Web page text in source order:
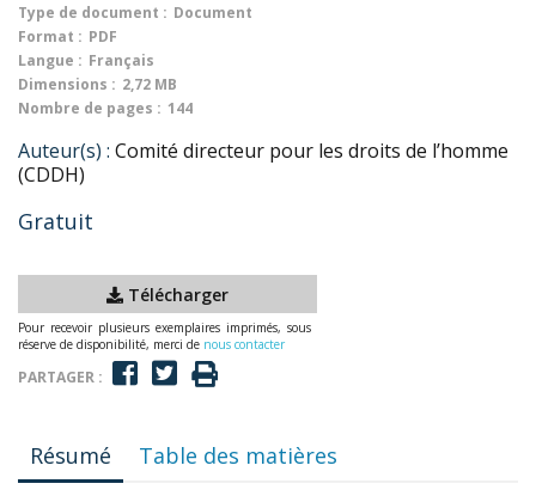
Type de document : Document
Format : PDF
Langue : Français
Dimensions : 2,72 MB
Nombre de pages : 144
Auteur(s) : Comité directeur pour les droits de l’homme
(CDDH)
Gratuit
Télécharger
Pour recevoir plusieurs exemplaires imprimés, sous
réserve de disponibilité, merci de nous contacter
PARTAGER :
Résumé Table des matières